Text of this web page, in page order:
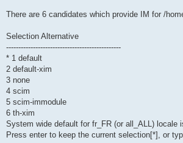
There are 6 candidates which provide IM for /
Selection Alternative
-----------------------------------------------
* 1 default
2 default-xim
3 none
4 scim
5 scim-immodule
6 th-xim
System wide default for fr_FR (or all_ALL) locale
Press enter to keep the current selection[*], or